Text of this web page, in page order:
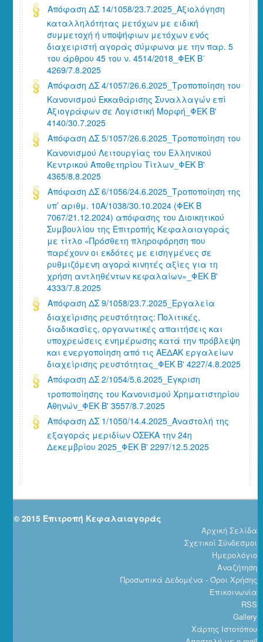
Απόφαση ΔΣ 14/1058/23.7.2025_Αξιολόγηση
καταλληλότητας μετόχων με ειδική
συμμετοχή ή υποψήφιων μετόχων ενός
διαχειριστή αγοράς σύμφωνα με την παρ. 5
του άρθρου 45 του ν. 4514/2018_ΦΕΚ Β΄
4269/7.8.2025
Απόφαση ΔΣ 4/1057/26.6.2025_Τροποποίηση του
Κανονισμού Εκκαθάρισης Συναλλαγών επί
Αξιογράφων σε Λογιστική Μορφή_ΦΕΚ Β'
4140/30.7.2025
Απόφαση ΔΣ 5/1057/26.6.2025_Τροποποίηση του
Κανονισμού Λειτουργίας του Ελληνικού
Κεντρικού Αποθετηρίου Τίτλων_ΦΕΚ Β'
4365/8.8.2025
Απόφαση ΔΣ 6/1056/24.6.2025_Τροποποίηση της
υπ’ αριθμ. 10Α/1038/30.10.2024 (ΦΕΚ Β
7067/21.12.2024) απόφασης του Διοικητικού
Συμβουλίου της Επιτροπής Κεφαλαιαγοράς
με τίτλο «Πρόσθετη πληροφόρηση που
παρέχουν οι εκδότες με εισηγμένες σε
ρυθμιζόμενη αγορά κινητές αξίες για τη
χρήση αντληθέντων κεφαλαίων»_ΦΕΚ Β'
4333/7.8.2025
Απόφαση ΔΣ 9/1058/23.7.2025_Εργαλεία
διαχείρισης ρευστότητας: Πολιτικές,
διαδικασίες, οργανωτικές απαιτήσεις και
υποχρεώσεις ενημέρωσης κατά την πρόβλεψη
και ενεργοποίηση από τις ΑΕΔΑΚ εργαλείων
διαχείρισης ρευστότητας_ΦΕΚ Β' 4227/4.8.2025
Απόφαση ΔΣ 2/1054/5.6.2025_Έγκριση
τροποποίησης του Κανονισμού Χρηματιστηρίου
Αθηνών_ΦΕΚ Β' 3557/8.7.2025
Απόφαση ΔΣ 1/1050/14.4.2025_Αναστολή της
εξαγοράς μεριδίων ΟΣΕΚΑ την 24η
Δεκεμβρίου 2025_ΦΕΚ Β' 2297/12.5.2025
© 2015 Επιτροπή Κεφαλαιαγοράς
Αρχική Σελίδα
Σχετικοί Σύνδεσμοι
Ημερολόγιο
Αναζήτηση
Προσωπικά Δεδομένα - Όροι Χρήσης
Επικοινωνία
RSS
Gallery
Χάρτης Ιστοτόπου